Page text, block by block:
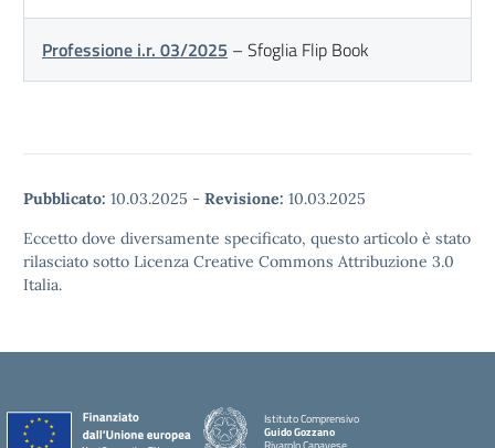
Professione i.r. 03/2025 – Sfoglia Flip Book
Pubblicato: 10.03.2025 - Revisione: 10.03.2025
Eccetto dove diversamente specificato, questo articolo è stato
rilasciato sotto Licenza Creative Commons Attribuzione 3.0
Italia.
Istituto Comprensivo
Guido Gozzano
Rivarolo Canavese